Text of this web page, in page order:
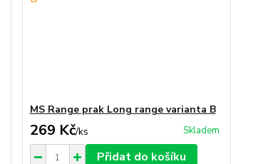
MS Range prak Long range varianta B
269 Kč/ks Skladem
Přidat do košíku